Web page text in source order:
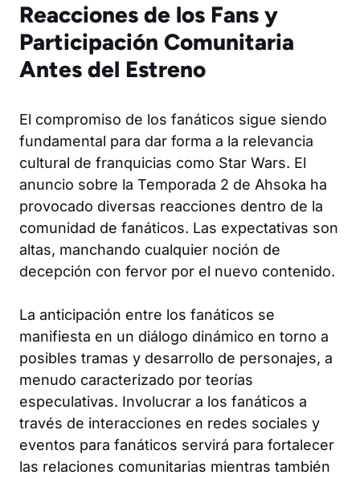
Reacciones de los Fans y
Participación Comunitaria
Antes del Estreno
El compromiso de los fanáticos sigue siendo
fundamental para dar forma a la relevancia
cultural de franquicias como Star Wars. El
anuncio sobre la Temporada 2 de Ahsoka ha
provocado diversas reacciones dentro de la
comunidad de fanáticos. Las expectativas son
altas, manchando cualquier noción de
decepción con fervor por el nuevo contenido.
La anticipación entre los fanáticos se
manifiesta en un diálogo dinámico en torno a
posibles tramas y desarrollo de personajes, a
menudo caracterizado por teorías
especulativas. Involucrar a los fanáticos a
través de interacciones en redes sociales y
eventos para fanáticos servirá para fortalecer
las relaciones comunitarias mientras también